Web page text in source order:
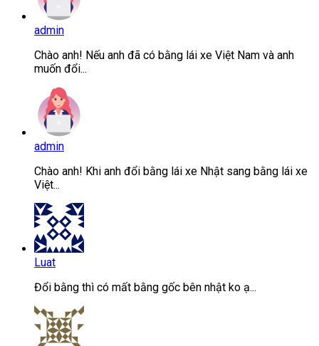
admin
Chào anh! Nếu anh đã có bằng lái xe Việt Nam và anh
muốn đổi...
admin
Chào anh! Khi anh đổi bằng lái xe Nhật sang bằng lái xe
Việt...
Luat
Đổi bằng thì có mất bằng gốc bên nhật ko ạ...